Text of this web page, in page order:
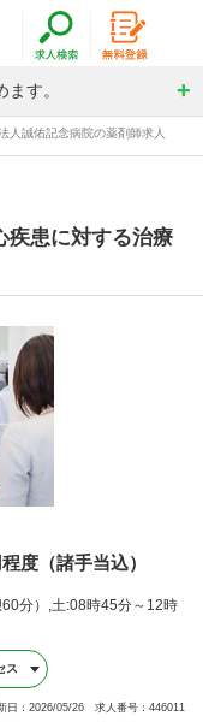
す。
人誠佑記念病院の薬剤師求人
疾患に対する治療
度（諸手当込）
分）,土:08時45分～12時
ス
日：2026/05/26 求人番号：446011